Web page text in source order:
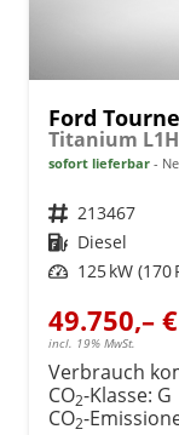
Ford
Titanium
sofort lieferbar
Fahrzeugnr. 213467
Kraftstoff Diesel
Leistung 125 kW (170
49.750,– €
incl. 19% MwSt.
Verbrauch
CO2-Klasse: G
CO2-